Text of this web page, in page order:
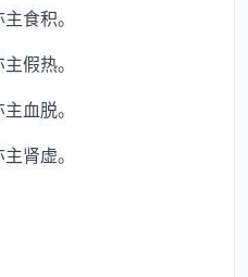
食积。
假热。
血脱。
肾虚。